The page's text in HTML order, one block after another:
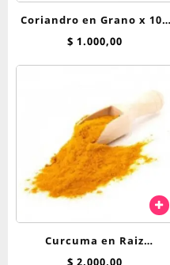
Coriandro en Grano x 100
g
$ 1.000,00
Curcuma en Raiz
Molida100 Gr
$ 2.000,00